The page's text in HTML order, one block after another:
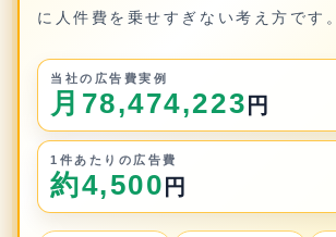
に人件費を乗せすぎない考え方です。
当社の広告費実例
月78,474,223 円
1件あたりの広告費
約4,500 円